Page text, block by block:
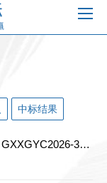
中标结果
200个管道型取用水监测站计量校准（重）GXXGYC2026-3-009（重）〕竞争性磋商公告